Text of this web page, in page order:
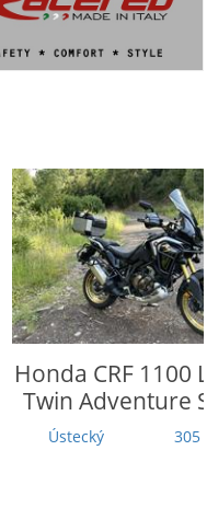
Honda CRF 1100
Twin Adventure
Ústecký 305